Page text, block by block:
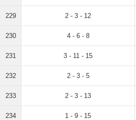
229 2 - 3 - 12
230 4 - 6 - 8
231 3 - 11 - 15
232 2 - 3 - 5
233 2 - 3 - 13
234 1 - 9 - 15